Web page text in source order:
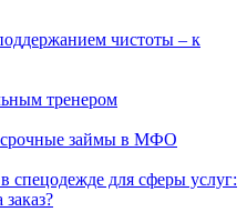
чистоты – к
тренером
займы в МФО
спецодежде для сферы услуг: